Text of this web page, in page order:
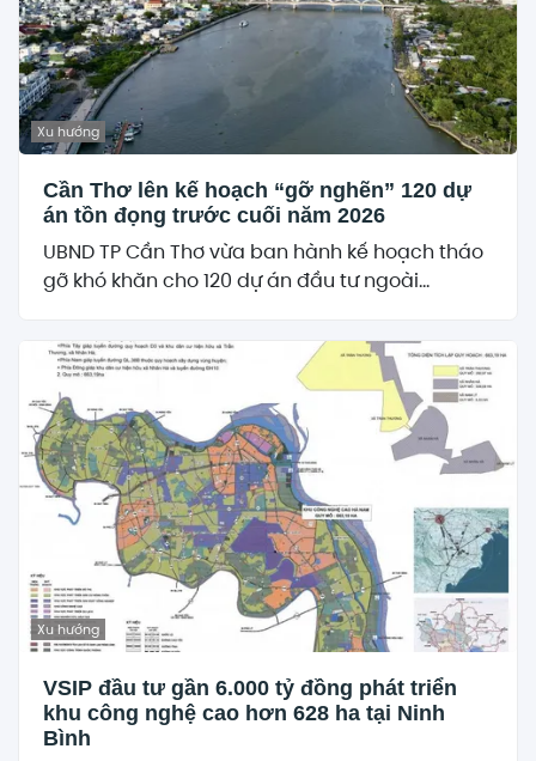
Xu hướng
Cần Thơ lên kế hoạch “gỡ nghẽn” 120 dự
án tồn đọng trước cuối năm 2026
UBND TP Cần Thơ vừa ban hành kế hoạch tháo
gỡ khó khăn cho 120 dự án đầu tư ngoài...
Xu hướng
VSIP đầu tư gần 6.000 tỷ đồng phát triển
khu công nghệ cao hơn 628 ha tại Ninh
Bình